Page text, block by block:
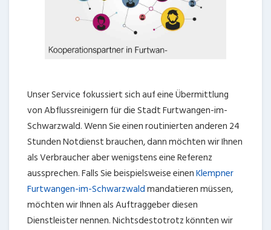
Unser Service fokussiert sich auf eine Übermittlung
von Abflussreinigern für die Stadt Furtwangen-im-
Schwarzwald. Wenn Sie einen routinierten anderen 24
Stunden Notdienst brauchen, dann möchten wir Ihnen
als Verbraucher aber wenigstens eine Referenz
aussprechen. Falls Sie beispielsweise einenKlempner
Furtwangen-im-Schwarzwaldmandatieren müssen,
möchten wir Ihnen als Auftraggeber diesen
Dienstleister nennen. Nichtsdestotrotz könnten wir